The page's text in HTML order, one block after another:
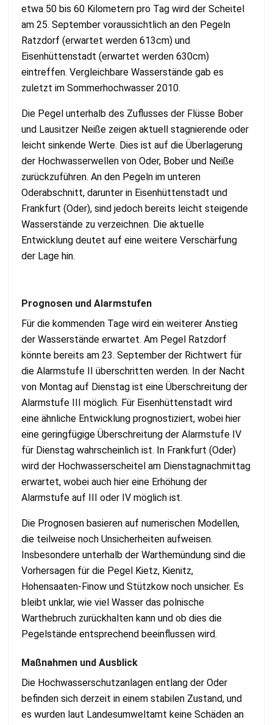
etwa 50 bis 60 Kilometern pro Tag wird der Scheitel
am 25. September voraussichtlich an den Pegeln
Ratzdorf (erwartet werden 613cm) und
Eisenhüttenstadt (erwartet werden 630cm)
eintreffen. Vergleichbare Wasserstände gab es
zuletzt im Sommerhochwasser 2010.
Die Pegel unterhalb des Zuflusses der Flüsse Bober
und Lausitzer Neiße zeigen aktuell stagnierende oder
leicht sinkende Werte. Dies ist auf die Überlagerung
der Hochwasserwellen von Oder, Bober und Neiße
zurückzuführen. An den Pegeln im unteren
Oderabschnitt, darunter in Eisenhüttenstadt und
Frankfurt (Oder), sind jedoch bereits leicht steigende
Wasserstände zu verzeichnen. Die aktuelle
Entwicklung deutet auf eine weitere Verschärfung
der Lage hin.
Prognosen und Alarmstufen
Für die kommenden Tage wird ein weiterer Anstieg
der Wasserstände erwartet. Am Pegel Ratzdorf
könnte bereits am 23. September der Richtwert für
die Alarmstufe II überschritten werden. In der Nacht
von Montag auf Dienstag ist eine Überschreitung der
Alarmstufe III möglich. Für Eisenhüttenstadt wird
eine ähnliche Entwicklung prognostiziert, wobei hier
eine geringfügige Überschreitung der Alarmstufe IV
für Dienstag wahrscheinlich ist. In Frankfurt (Oder)
wird der Hochwasserscheitel am Dienstagnachmittag
erwartet, wobei auch hier eine Erhöhung der
Alarmstufe auf III oder IV möglich ist.
Die Prognosen basieren auf numerischen Modellen,
die teilweise noch Unsicherheiten aufweisen.
Insbesondere unterhalb der Warthemündung sind die
Vorhersagen für die Pegel Kietz, Kienitz,
Hohensaaten-Finow und Stützkow noch unsicher. Es
bleibt unklar, wie viel Wasser das polnische
Warthebruch zurückhalten kann und ob dies die
Pegelstände entsprechend beeinflussen wird.
Maßnahmen und Ausblick
Die Hochwasserschutzanlagen entlang der Oder
befinden sich derzeit in einem stabilen Zustand, und
es wurden laut Landesumweltamt keine Schäden an